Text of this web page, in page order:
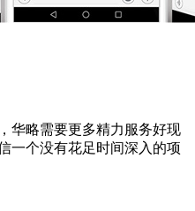
华略需要更多精力服务好现
一个没有花足时间深入的项